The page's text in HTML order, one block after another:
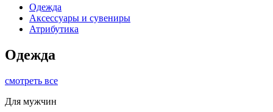
Одежда
Аксессуары и сувениры
Атрибутика
Одежда
смотреть все
Для мужчин